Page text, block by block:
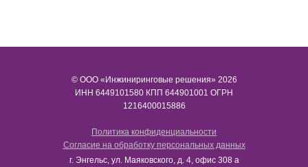
© ООО «Инжиниринговые решения» 2026
ИНН​​​​​​​ 6449101580 КПП 644901001 ОГРН
1216400015886
Политика конфиденциальности
Согласие на обработку персональных данных
г. Энгельс, ул. Маяковского, д. 4, офис 308 а